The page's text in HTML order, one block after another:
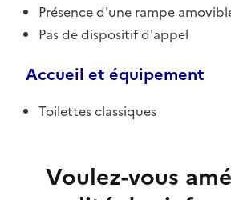
Présence d'une rampe
Pas de dispositif d'appel
Accueil et équipement
Toilettes classiques
Voulez-vous